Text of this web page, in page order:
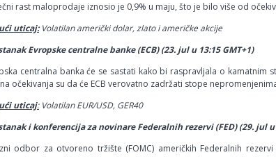
rast maloprodaje iznosio je 0,9% u maju, što je bilo više od
uticaj:Volatilan američki dolar, zlato i američke akcije
Evropske centralne banke (ECB) (23. jul u 13:15 GMT+1)
centralna banka će se sastati kako bi raspravljala o
očekivanja su da će ECB verovatno zadržati stope
uticaj:Volatilan EUR/USD, GER40
i konferencija za novinare Federalnih rezervi (FED) (29. jul u
odbor za otvoreno tržište (FOMC) američkih Federalnih